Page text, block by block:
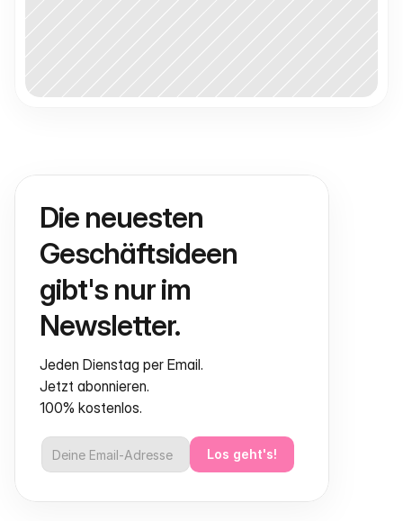
Die neuesten
Geschäftsideen
gibt's nur im
Newsletter.
Jeden Dienstag per Email.
Jetzt abonnieren.
100% kostenlos.
Los geht's!